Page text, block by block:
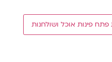
פתח פינות אוכל ושולחנות